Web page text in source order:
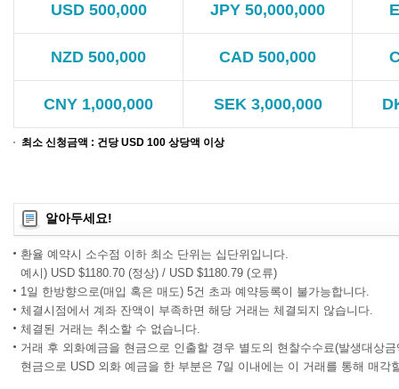
USD 500,000 JPY 50,000,000
NZD 500,000 CAD 500,000
CNY 1,000,000 SEK 3,000,000
최소 신청금액 : 건당 USD 100 상당액 이상
알아두세요!
환율 예약시 소수점 이하 최소 단위는 십단위입니다.
예시) USD $1180.70 (정상) / USD $1180.79 (오류)
1일 한방향으로(매입 혹은 매도) 5건 초과 예약등록이 불가능합니다.
체결시점에서 계좌 잔액이 부족하면 해당 거래는 체결되지 않습니다.
체결된 거래는 취소할 수 없습니다.
거래 후 외화예금을 현금으로 인출할 경우 별도의 현찰수수료(발생대상
현금으로 USD 외화 예금을 한 부분은 7일 이내에는 이 거래를 통해 매각